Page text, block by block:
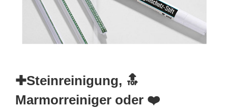
✚Steinreinigung, 🔝
Marmorreiniger oder ❤️